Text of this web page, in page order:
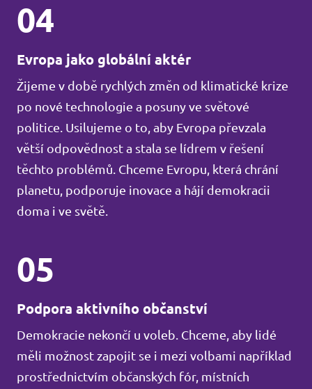
04
Evropa jako globální aktér
Žijeme v době rychlých změn od klimatické krize
po nové technologie a posuny ve světové
politice. Usilujeme o to, aby Evropa převzala
větší odpovědnost a stala se lídrem v řešení
těchto problémů. Chceme Evropu, která chrání
planetu, podporuje inovace a hájí demokracii
doma i ve světě.
05
Podpora aktivního občanství
Demokracie nekončí u voleb. Chceme, aby lidé
měli možnost zapojit se i mezi volbami například
prostřednictvím občanských fór, místních